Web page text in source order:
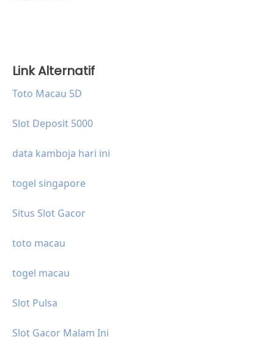
Link Alternatif
Toto Macau 5D
Slot Deposit 5000
data kamboja hari ini
togel singapore
Situs Slot Gacor
toto macau
togel macau
Slot Pulsa
Slot Gacor Malam Ini